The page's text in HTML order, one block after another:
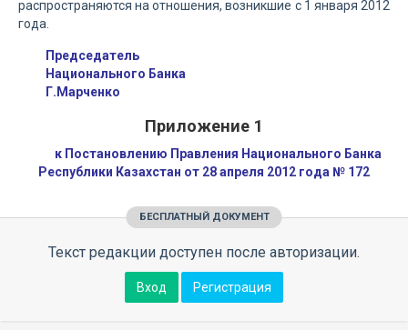
распространяются на отношения, возникшие с 1 января 2012
года.
Председатель
Национального Банка
Г.Марченко
Приложение 1
к Постановлению Правления Национального Банка
Республики Казахстан от 28 апреля 2012 года № 172
БЕСПЛАТНЫЙ ДОКУМЕНТ
Текст редакции доступен после авторизации.
Вход Регистрация